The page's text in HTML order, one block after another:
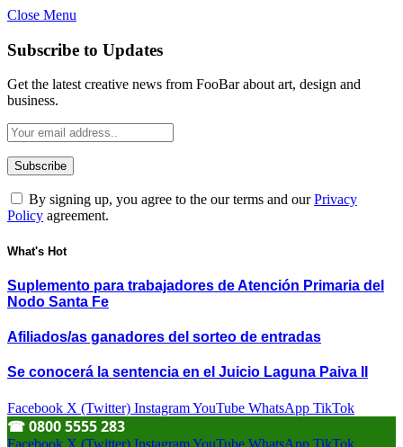
Close Menu
Subscribe to Updates
Get the latest creative news from FooBar about art, design and
business.
By signing up, you agree to the our terms and ourPrivacy
Policy agreement.
What's Hot
Suplemento para trabajadores de Atención Primaria del
Nodo Santa Fe
Afiliados/as ganadores del sorteo de entradas
Se conocerá la sentencia en el Juicio Laguna Paiva II
Facebook X (Twitter) InstagramYouTube WhatsApp TikTok
☎︎ 0800 5555 283
Facebook X (Twitter) InstagramYouTube WhatsApp TikTok